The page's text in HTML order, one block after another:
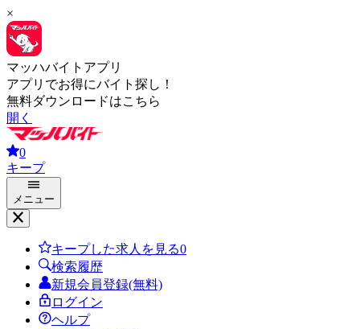
×
マッハバイトアプリ
アプリでお得にバイト探し！
無料ダウンロードはこちら
開く
0
キープ
メニュー
キープした求人を見る0
検索履歴
新規会員登録(無料)
ログイン
ヘルプ